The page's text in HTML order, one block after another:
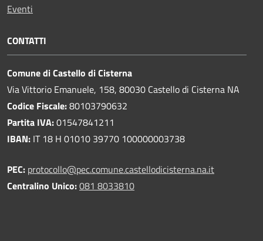
Eventi
CONTATTI
Comune di Castello di Cisterna
Via Vittorio Emanuele, 158, 80030 Castello di Cisterna NA
Codice Fiscale:80103790632
Partita IVA:01547841211
IBAN: IT 18 H 01010 39770 100000003738
PEC: protocollo@pec.comune.castellodicisterna.na.it
Centralino Unico:081 8033810